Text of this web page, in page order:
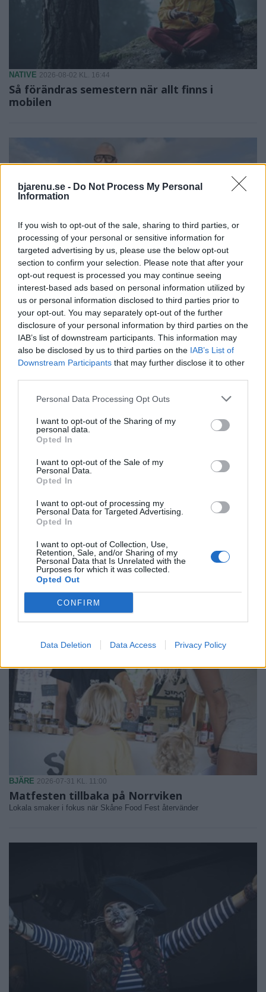
bjarenu.se - Do Not Process My Personal
Information
If you wish to opt-out of the sale, sharing to third parties, or
processing of your personal or sensitive information for
targeted advertising by us, please use the below opt-out
section to confirm your selection. Please note that after your
opt-out request is processed you may continue seeing
interest-based ads based on personal information utilized by
us or personal information disclosed to third parties prior to
your opt-out. You may separately opt-out of the further
disclosure of your personal information by third parties on the
IAB’s list of downstream participants. This information may
also be disclosed by us to third parties on the IAB’s List of
Downstream Participants that may further disclose it to other
Personal Data Processing Opt Outs
I want to opt-out of the Sharing of my
personal data.
Opted In
I want to opt-out of the Sale of my
Personal Data.
Opted In
I want to opt-out of processing my
Personal Data for Targeted Advertising.
Opted In
I want to opt-out of Collection, Use,
Retention, Sale, and/or Sharing of my
Personal Data that Is Unrelated with the
Purposes for which it was collected.
Opted Out
CONFIRM
Data Deletion Data Access Privacy Policy
NATIVE 2026-08-02 KL. 16:44
Så förändras semestern när allt finns i
mobilen
LEDARE 2026-08-02 KL. 06:00
Ledare: "Välkommen till Båstad och en skog
av reklam"
Joakim S Ormsmarck beskriver infarten mot Båstad som inte är den
vackraste...
2026-08-01 KL. 06:00
Tävling: Vad är namnet, hur gammal, vilket
hotell?
Här är tio quizfrågor om sådant som hänt på Bjäre under juli.
BJÄRE 2026-07-31 KL. 11:00
Matfesten tillbaka på Norrviken
Lokala smaker i fokus när Skåne Food Fest återvänder